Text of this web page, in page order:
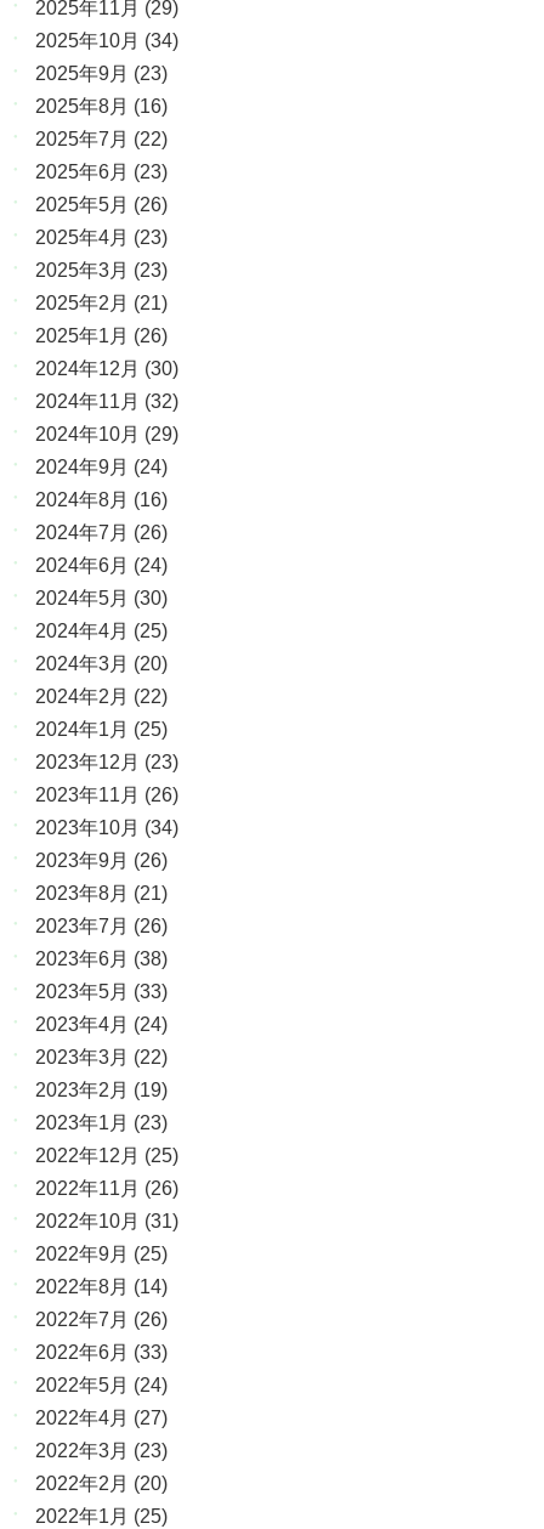
2025年11月 (29)
2025年10月 (34)
2025年9月 (23)
2025年8月 (16)
2025年7月 (22)
2025年6月 (23)
2025年5月 (26)
2025年4月 (23)
2025年3月 (23)
2025年2月 (21)
2025年1月 (26)
2024年12月 (30)
2024年11月 (32)
2024年10月 (29)
2024年9月 (24)
2024年8月 (16)
2024年7月 (26)
2024年6月 (24)
2024年5月 (30)
2024年4月 (25)
2024年3月 (20)
2024年2月 (22)
2024年1月 (25)
2023年12月 (23)
2023年11月 (26)
2023年10月 (34)
2023年9月 (26)
2023年8月 (21)
2023年7月 (26)
2023年6月 (38)
2023年5月 (33)
2023年4月 (24)
2023年3月 (22)
2023年2月 (19)
2023年1月 (23)
2022年12月 (25)
2022年11月 (26)
2022年10月 (31)
2022年9月 (25)
2022年8月 (14)
2022年7月 (26)
2022年6月 (33)
2022年5月 (24)
2022年4月 (27)
2022年3月 (23)
2022年2月 (20)
2022年1月 (25)